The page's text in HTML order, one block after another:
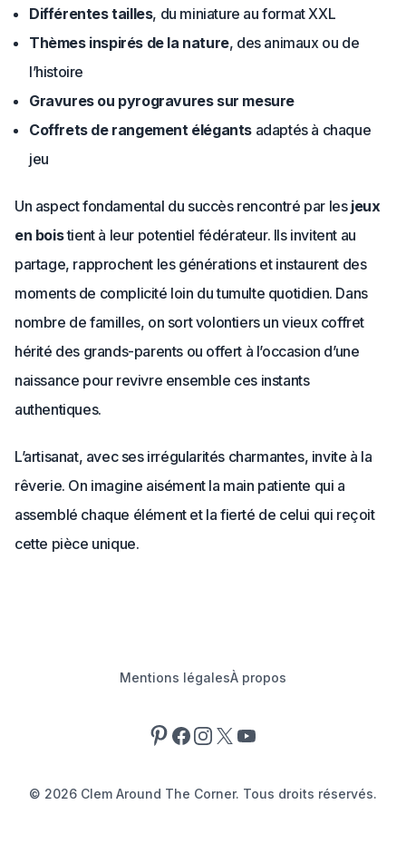
Différentes tailles, du miniature au format XXL
Thèmes inspirés de la nature, des animaux ou de
l’histoire
Gravures ou pyrogravures sur mesure
Coffrets de rangement élégants adaptés à chaque
jeu
Un aspect fondamental du succès rencontré par les jeux
en boistient à leur potentiel fédérateur. Ils invitent au
partage, rapprochent les générations et instaurent des
moments de complicité loin du tumulte quotidien. Dans
nombre de familles, on sort volontiers un vieux coffret
hérité des grands-parents ou offert à l’occasion d’une
naissance pour revivre ensemble ces instants
authentiques.
L’artisanat, avec ses irrégularités charmantes, invite à la
rêverie. On imagine aisément la main patiente qui a
assemblé chaque élément et la fierté de celui qui reçoit
cette pièce unique.
Mentions légalesÀ propos
Pinterest
Facebook
Instagram
X YouTube
© 2026 Clem Around The Corner. Tous droits réservés.